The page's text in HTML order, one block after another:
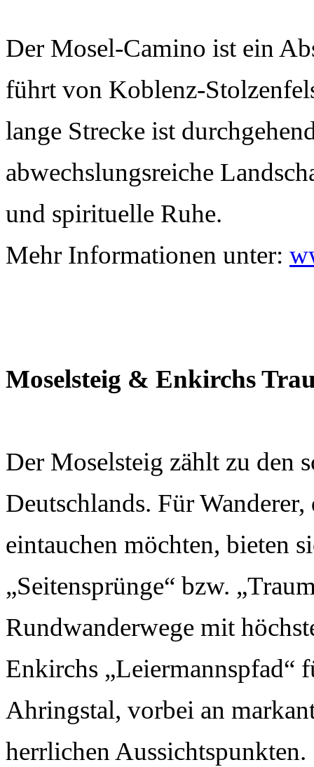
Der Mosel-Camino ist ein
führt von Koblenz-
lange Strecke ist
abwechslungsreiche
und spirituelle Ruhe.
Mehr Informationen unter:
Moselsteig & Enkirchs
Der Moselsteig zählt zu den
Deutschlands. Für
eintauchen möchten, bieten
„Seitensprünge“ bzw.
Rundwanderwege mit
Enkirchs „Leiermannspfad“
Ahringstal, vorbei an
herrlichen Aussichtspunkten.